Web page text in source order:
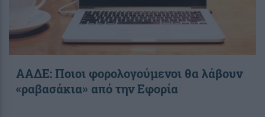
ΑΑΔΕ: Ποιοι φορολογούμενοι θα λάβουν
«ραβασάκια» από την Εφορία